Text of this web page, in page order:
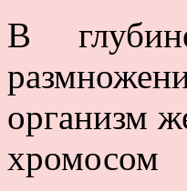
В
организм